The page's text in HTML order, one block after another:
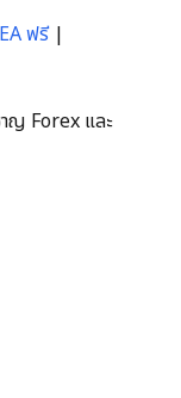
ฟรี|
ญ Forex และ